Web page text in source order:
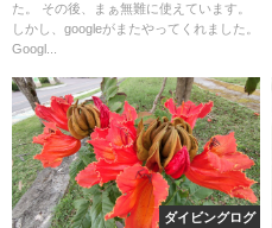
た。 その後、まぁ無難に使えています。
しかし、googleがまたやってくれました。
Googl...
ダイビングログ